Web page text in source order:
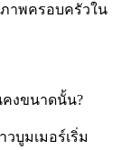
ภาพครอบครัวใน
งขนาดนั้น?
บูมเมอร์เริ่ม